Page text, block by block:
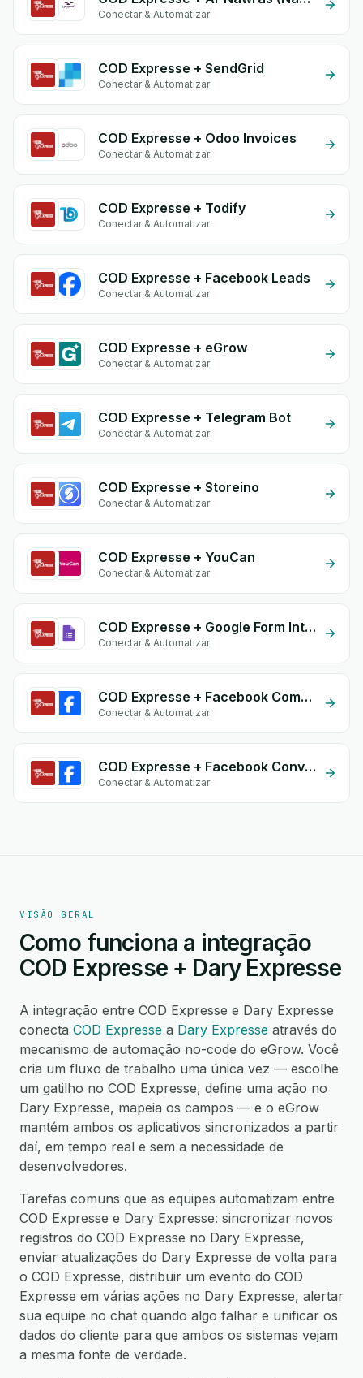
Conectar & Automatizar
COD Expresse + SendGrid
Conectar & Automatizar
COD Expresse + Odoo Invoices
Conectar & Automatizar
COD Expresse + Todify
Conectar & Automatizar
COD Expresse + Facebook Leads
Conectar & Automatizar
COD Expresse + eGrow
Conectar & Automatizar
COD Expresse + Telegram Bot
Conectar & Automatizar
COD Expresse + Storeino
Conectar & Automatizar
COD Expresse + YouCan
Conectar & Automatizar
COD Expresse + Google Form Integration
Conectar & Automatizar
COD Expresse + Facebook Comments
Conectar & Automatizar
COD Expresse + Facebook Conversion API (CAPI)
Conectar & Automatizar
VISÃO GERAL
Como funciona a integração
COD Expresse + Dary Expresse
A integração entre COD Expresse e Dary Expresse
conecta COD Expresse a Dary Expresse através do
mecanismo de automação no-code do eGrow. Você
cria um fluxo de trabalho uma única vez — escolhe
um gatilho no COD Expresse, define uma ação no
Dary Expresse, mapeia os campos — e o eGrow
mantém ambos os aplicativos sincronizados a partir
daí, em tempo real e sem a necessidade de
desenvolvedores.
Tarefas comuns que as equipes automatizam entre
COD Expresse e Dary Expresse: sincronizar novos
registros do COD Expresse no Dary Expresse,
enviar atualizações do Dary Expresse de volta para
o COD Expresse, distribuir um evento do COD
Expresse em várias ações no Dary Expresse, alertar
sua equipe no chat quando algo falhar e unificar os
dados do cliente para que ambos os sistemas vejam
a mesma fonte de verdade.